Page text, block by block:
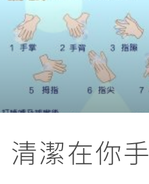
清潔在你手